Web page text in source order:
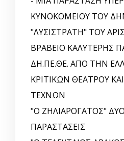
ΚΥΝΟΚΟΜΕΙΟΥ ΤΟΥ
"ΛΥΣΙΣΤΡΑΤΗ" ΤΟΥ
ΒΡΑΒΕΙΟ ΚΑΛΥΤΕΡΗΣ
ΔΗ.ΠΕ.ΘΕ. ΑΠΟ ΤΗΝ
ΚΡΙΤΙΚΩΝ ΘΕΑΤΡΟΥ
ΤΕΧΝΩΝ
"Ο ΖΗΛΙΑΡΟΓΑΤΟΣ"
ΠΑΡΑΣΤΑΣΕΙΣ